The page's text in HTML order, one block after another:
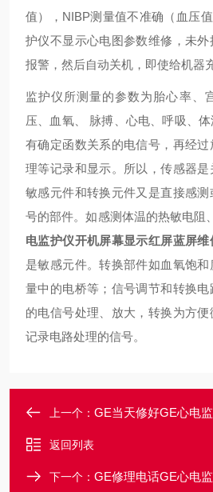
值），NIBP测量值不准确（血压
护仪不显示心电图参数维修，未
报警，然后自动关机，即使给机器
监护仪所测量的参数为胎心率、
压、血氧、 脉搏、心电、呼吸、
有确定函数关系的电信号，再经
理等记录和显示。所以，传感器
敏感元件和转换元件又是直接感
号的部件。如感测体温的热敏电阻
电监护仪开机屏幕显示红屏蓝屏维
是敏感元件。转换部件如血氧饱
量中的电桥等；信号调节和转换
的电信号处理、放大，转换为方便
记录电路处理的信号。
上一个： GE当天修好GE心电监护仪开
返回列表
下一个： GE修理电话GE心电监护仪